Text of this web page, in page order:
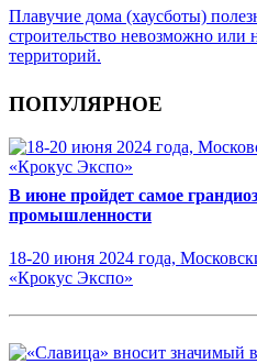
Плавучие дома (хаусботы)
строительство невозможно или
территорий.
ПОПУЛЯРНОЕ
В июне пройдет самое
промышленности
18-20 июня 2024 года,
«Крокус Экспо»